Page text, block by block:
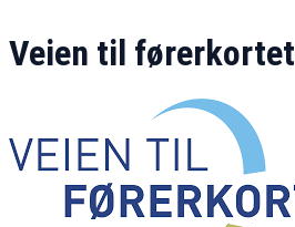
Veien til førerkortet